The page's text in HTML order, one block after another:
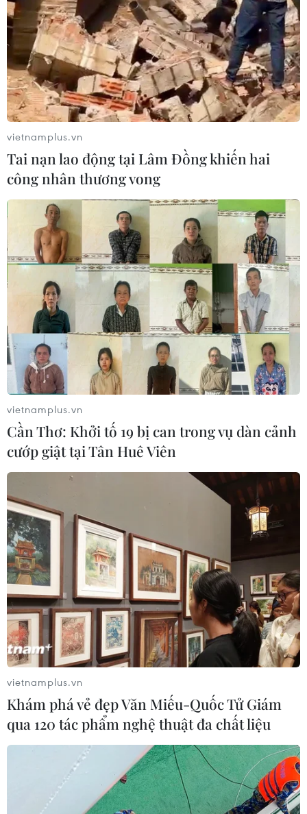
Hàn Quốc tiếp tục ghi nhận ca tử vong thứ
6 do bệnh COVID-19
23/02/2020 13:17
Trong ngày 23/2, Hàn Quốc tiếp tục ghi nhận thêm 1 ca
tử vong do dịch viêm đường hô hấp cấp COVID-19,
nâng tổng số ca tử vong do bệnh này trên toàn quốc lên
6 người.
Hong Kong ghi nhận thêm 5 ca nhiễm
COVID-19 mới
23/02/2020 14:11
Trong số 5 ca mới nhiễm COVID-19 tại Hong Kong có
một nam nhân viên bảo vệ 62 tuổi và một người đàn
ông 68 tuổi từng ở trên du thuyền Diamond Princess, vốn
vietnamplus.vn
Tai nạn lao động tại Lâm Đồng khiến hai
công nhân thương vong
vietnamplus.vn
Cần Thơ: Khởi tố 19 bị can trong vụ dàn cảnh
cướp giật tại Tân Huê Viên
vietnamplus.vn
Khám phá vẻ đẹp Văn Miếu-Quốc Tử Giám
qua 120 tác phẩm nghệ thuật đa chất liệu